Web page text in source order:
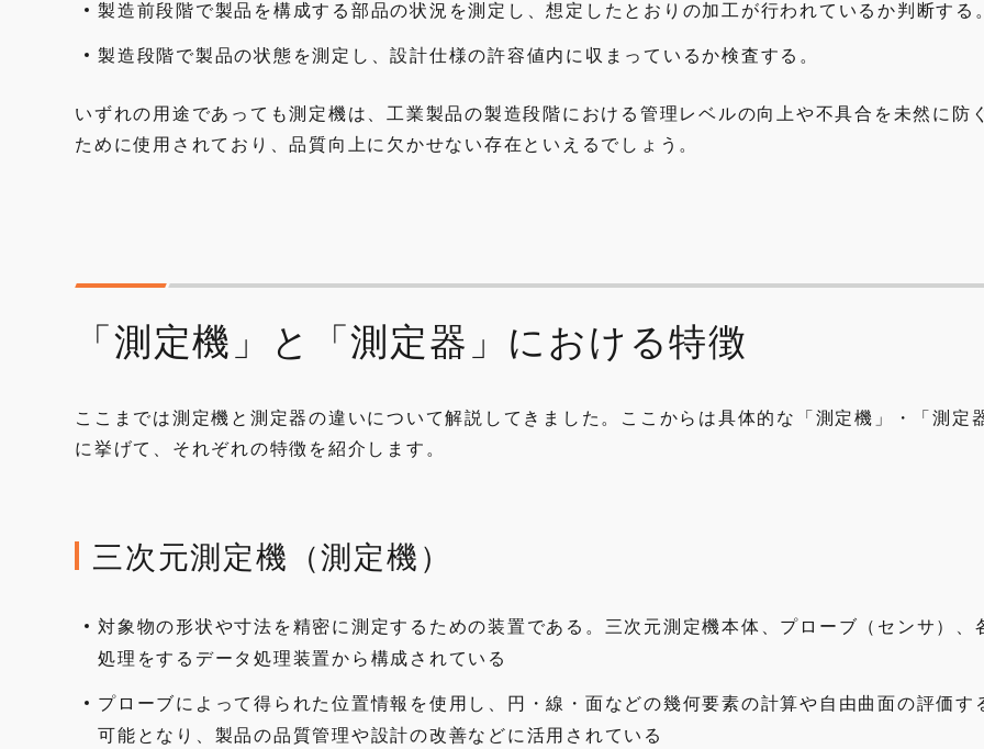
製造前段階で製品を構成する部品の状況を測定し、想定したとおりの加工が行われているか判断する
製造段階で製品の状態を測定し、設計仕様の許容値内に収まっているか検査する。
いずれの用途であっても測定機は、工業製品の製造段階における管理レベルの向上や不具合を未然に防
ために使用されており、品質向上に欠かせない存在といえるでしょう。
「測定機」と「測定器」における特徴
ここまでは測定機と測定器の違いについて解説してきました。ここからは具体的な「測定機」・「測定
に挙げて、それぞれの特徴を紹介します。
三次元測定機（測定機）
対象物の形状や寸法を精密に測定するための装置である。三次元測定機本体、プローブ（センサ）、
処理をするデータ処理装置から構成されている
プローブによって得られた位置情報を使用し、円・線・面などの幾何要素の計算や自由曲面の評価す
可能となり、製品の品質管理や設計の改善などに活用されている